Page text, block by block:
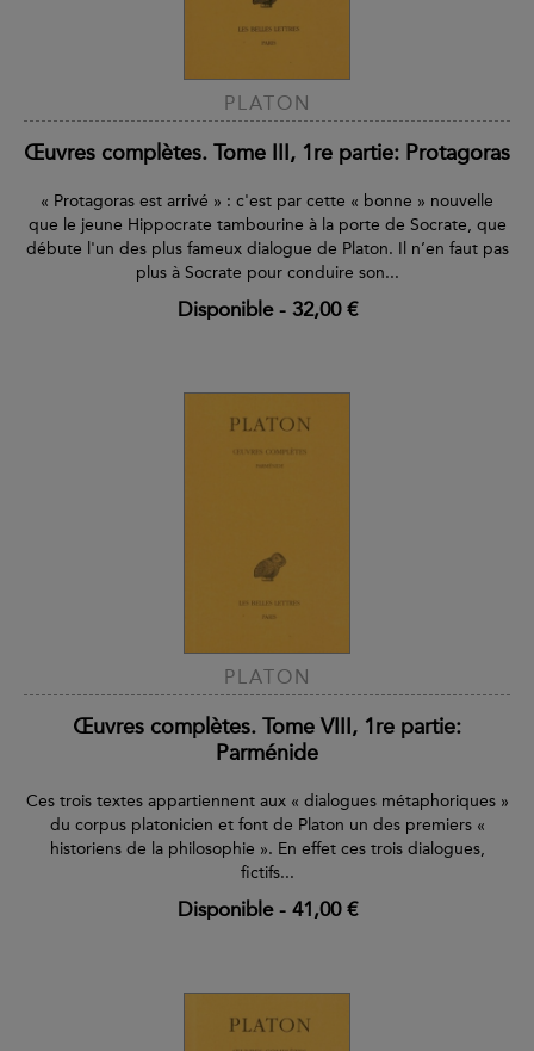
PLATON
Œuvres complètes. Tome III, 1re partie: Protagoras
« Protagoras est arrivé » : c'est par cette « bonne » nouvelle
que le jeune Hippocrate tambourine à la porte de Socrate, que
débute l'un des plus fameux dialogue de Platon. Il n’en faut pas
plus à Socrate pour conduire son...
Disponible- 32,00 €
PLATON
Œuvres complètes. Tome VIII, 1re partie:
Parménide
Ces trois textes appartiennent aux « dialogues métaphoriques »
du corpus platonicien et font de Platon un des premiers «
historiens de la philosophie ». En effet ces trois dialogues,
fictifs...
Disponible- 41,00 €